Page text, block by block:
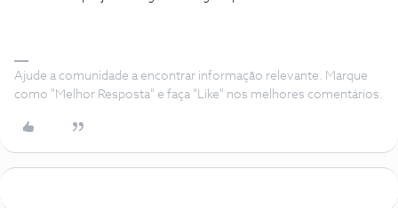
Ajude a comunidade a encontrar informação relevante. Marque
como "Melhor Resposta" e faça "Like" nos melhores comentários.